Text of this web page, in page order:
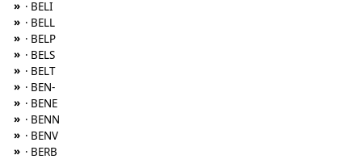
» · BELI
» · BELL
» · BELP
» · BELS
» · BELT
» · BEN-
» · BENE
» · BENN
» · BENV
» · BERB